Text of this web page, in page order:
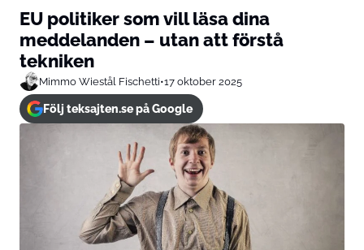
EU politiker som vill läsa dina
meddelanden – utan att förstå
tekniken
Mimmo Wiestål Fischetti•17 oktober 2025
Följ teksajten.se på Google